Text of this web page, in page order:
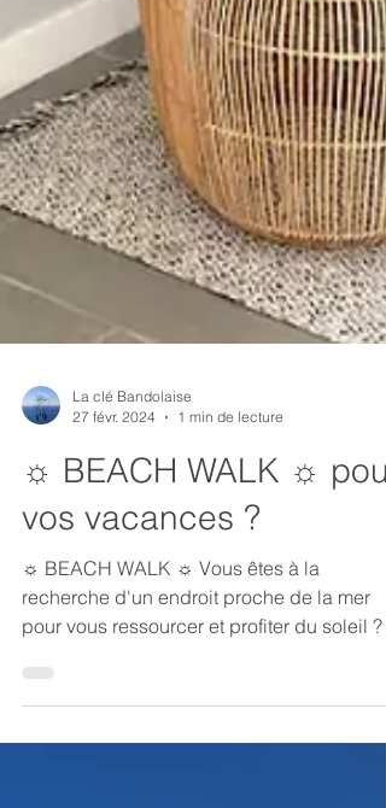
27 févr. 2024
1 min de lecture
☼ BEACH WALK ☼ pour
vos vacances ?
☼ BEACH WALK ☼ Vous êtes à la
recherche d'un endroit proche de la mer
pour vous ressourcer et profiter du soleil ?